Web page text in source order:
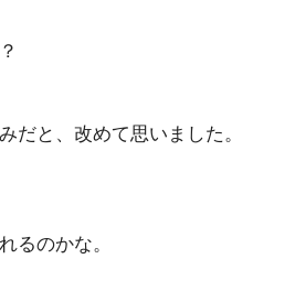
だと、改めて思いました。
るのかな。